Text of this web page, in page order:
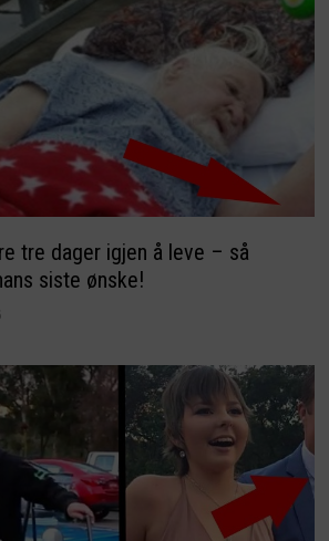
tre dager igjen å leve – så
siste ønske!